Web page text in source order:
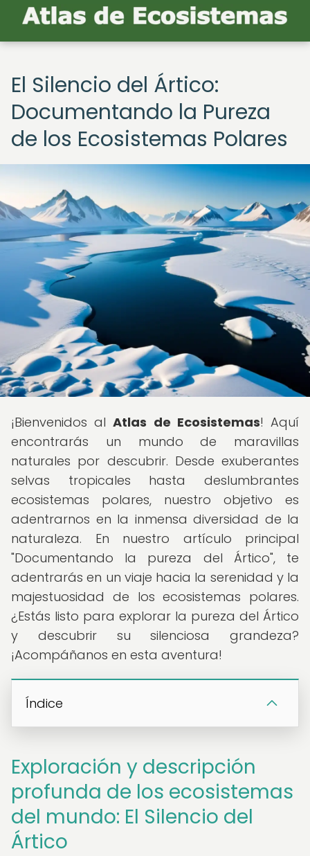
El Silencio del Ártico:
Documentando la Pureza
de los Ecosistemas Polares
¡Bienvenidos alAtlas de Ecosistemas! Aquí
encontrarás un mundo de maravillas
naturales por descubrir. Desde exuberantes
selvas tropicales hasta deslumbrantes
ecosistemas polares, nuestro objetivo es
adentrarnos en la inmensa diversidad de la
naturaleza. En nuestro artículo principal
"Documentando la pureza del Ártico", te
adentrarás en un viaje hacia la serenidad y la
majestuosidad de los ecosistemas polares.
¿Estás listo para explorar la pureza del Ártico
y descubrir su silenciosa grandeza?
¡Acompáñanos en esta aventura!
Índice
Exploración y descripción
profunda de los ecosistemas
del mundo: El Silencio del
Ártico